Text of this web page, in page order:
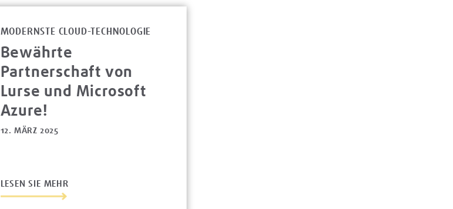
MODERNSTE CLOUD-TECHNOLOGIE
Bewährte
Partnerschaft von
Lurse und Microsoft
Azure!
12. MÄRZ 2025
LESEN SIE MEHR